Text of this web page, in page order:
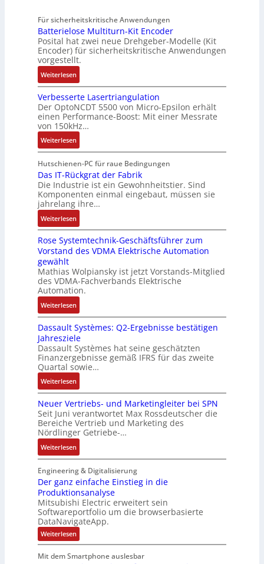
M
L
3
f
ü
r
s
i
c
h
e
r
e
E
n
t
w
i
c
k
l
u
n
g
o
b
o
t
,
3
M
i
l
l
i
o
n
e
n
A
r
b
e
i
t
s
k
r
ä
f
t
e
u
t
o
m
a
t
i
o
n
e
x
p
a
n
d
i
e
r
t
f
t
r
a
g
s
e
i
n
g
a
n
g
i
m
M
a
s
c
h
i
n
e
n
-
A
n
l
a
g
e
n
b
a
u
:
P
o
s
i
t
i
v
e
M
o
Für sicherheitskritische Anwendungen
Batterielose Multiturn-Kit Encoder
Posital hat zwei neue Drehgeber-Modelle (Kit
Encoder) für sicherheitskritische Anwendungen
vorgestellt.
Weiterlesen:
B
a
t
t
e
r
i
e
l
o
s
e
M
u
l
t
t
u
r
n
-
K
i
t
E
n
c
e
r
Verbesserte Lasertriangulation
Der OptoNCDT 5500 von Micro-Epsilon erhält
einen Performance-Boost: Mit einer Messrate
von 150kHz…
Weiterlesen:
V
e
r
b
e
s
s
e
r
t
L
a
s
e
r
t
r
i
a
n
g
a
t
o
Hutschienen-PC für raue Bedingungen
Das IT-Rückgrat der Fabrik
Die Industrie ist ein Gewohnheitstier. Sind
Komponenten einmal eingebaut, müssen sie
jahrelang ihre…
Weiterlesen:
D
a
s
T
-
R
ü
c
k
g
r
a
t
d
e
r
F
a
b
r
k
Rose Systemtechnik-Geschäftsführer zum
Vorstand des VDMA Elektrische Automation
gewählt
Mathias Wolpiansky ist jetzt Vorstands-Mitglied
des VDMA-Fachverbands Elektrische
Automation.
Weiterlesen:
R
o
s
e
S
y
s
t
e
m
t
e
c
h
n
i
k
-
G
e
s
Dassault Systèmes: Q2-Ergebnisse bestätigen
Jahresziele
Dassault Systèmes hat seine geschätzten
Finanzergebnisse gemäß IFRS für das zweite
Quartal sowie…
Weiterlesen:
D
a
s
s
a
u
l
t
S
y
s
t
è
m
s
Neuer Vertriebs- und Marketingleiter bei SPN
Seit Juni verantwortet Max Rossdeutscher die
Bereiche Vertrieb und Marketing des
Nördlinger Getriebe-…
Weiterlesen:
N
e
u
e
r
V
e
r
t
r
Engineering & Digitalisierung
Der ganz einfache Einstieg in die
Produktionsanalyse
Mitsubishi Electric erweitert sein
Softwareportfolio um die browserbasierte
DataNavigateApp.
Weiterlesen:
D
r
Mit dem Smartphone auslesbar